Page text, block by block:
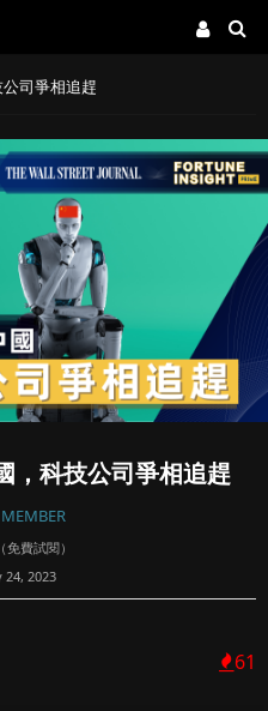
司爭相追趕
，科技公司爭相追趕
費試閱）
2023
61